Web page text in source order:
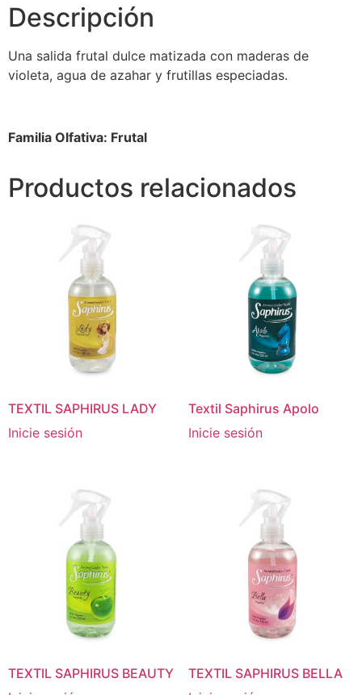
Descripción
Una salida frutal dulce matizada con maderas de
violeta, agua de azahar y frutillas especiadas.
Familia Olfativa: Frutal
Productos relacionados
TEXTIL SAPHIRUS LADY
Inicie sesión
Textil Saphirus Apolo
Inicie sesión
TEXTIL SAPHIRUS BEAUTY
TEXTIL SAPHIRUS BELLA